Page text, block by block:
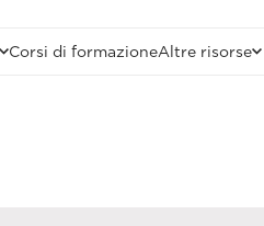
Corsi di formazioneAltre risorse